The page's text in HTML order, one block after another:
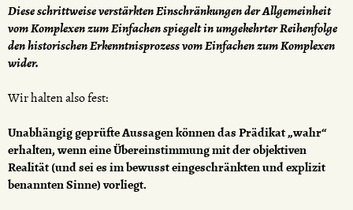
Diese schrittweise verstärkten Einschränkungen der Allgemeinheit
vom Komplexen zum Einfachen spiegelt in umgekehrter Reihenfolge
den historischen Erkenntnisprozess vom Einfachen zum Komplexen
wider.
Wir halten also fest:
Unabhängig geprüfte Aussagen können das Prädikat „wahr“
erhalten, wenn eine Übereinstimmung mit der objektiven
Realität (und sei es im bewusst eingeschränkten und explizit
benannten Sinne) vorliegt.